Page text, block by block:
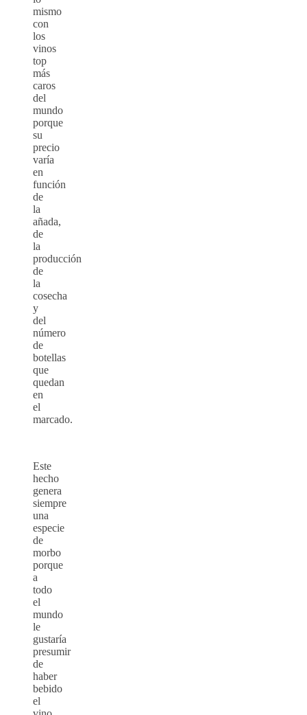
mismo
con
los
vinos
top
más
caros
del
mundo
porque
su
precio
varía
en
función
de
la
añada,
de
la
producción
de
la
cosecha
y
del
número
de
botellas
que
quedan
en
el
marcado.
Este
hecho
genera
siempre
una
especie
de
morbo
porque
a
todo
el
mundo
le
gustaría
presumir
de
haber
bebido
el